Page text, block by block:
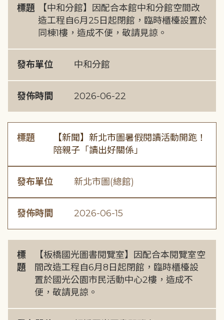
標題
【中和分館】因配合本館中和分館空間改
造工程自6月25日起閉館，臨時櫃檯設置於
同棟1樓，造成不便，敬請見諒。
發布單位 中和分館
發佈時間 2026-06-22
標題
【新聞】新北市圖暑假閱讀活動開跑！
陪親子「讀出好關係」
發布單位 新北市圖(總館)
發佈時間 2026-06-15
標
題
【板橋國光圖書閱覽室】因配合本閱覽室空
間改造工程自6月8日起閉館，臨時櫃檯設
置於國光公園市民活動中心2樓，造成不
便，敬請見諒。